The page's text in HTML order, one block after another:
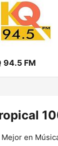
94.5 FM
Mejor en